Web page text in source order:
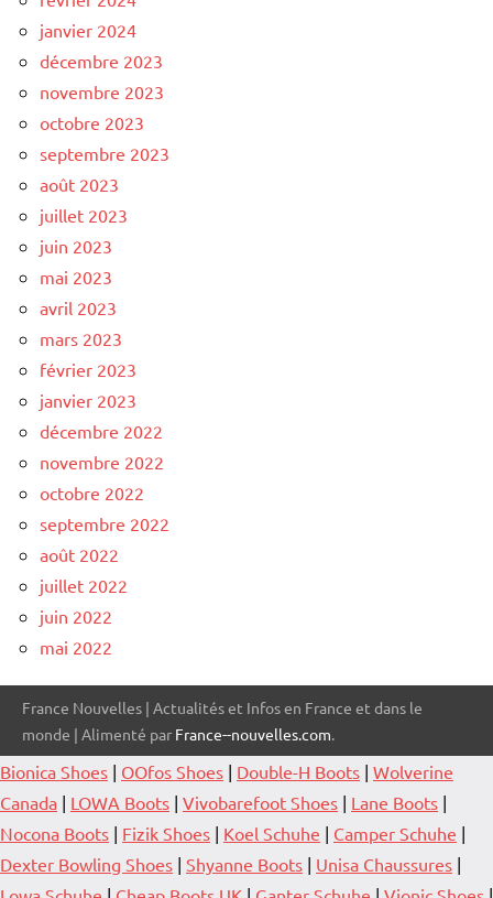
janvier 2024
décembre 2023
novembre 2023
octobre 2023
septembre 2023
août 2023
juillet 2023
juin 2023
mai 2023
avril 2023
mars 2023
février 2023
janvier 2023
décembre 2022
novembre 2022
octobre 2022
septembre 2022
août 2022
juillet 2022
juin 2022
mai 2022
France Nouvelles | Actualités et Infos en France et dans le
monde | Alimenté par France--nouvelles.com.
Bionica Shoes | OOfos Shoes | Double-H Boots | Wolverine
Canada | LOWA Boots | Vivobarefoot Shoes | Lane Boots |
Nocona Boots | Fizik Shoes | Koel Schuhe | Camper Schuhe |
Dexter Bowling Shoes | Shyanne Boots | Unisa Chaussures |